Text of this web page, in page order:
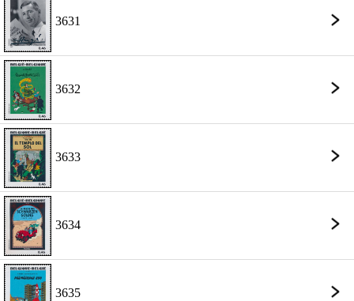
3631
3632
3633
3634
3635